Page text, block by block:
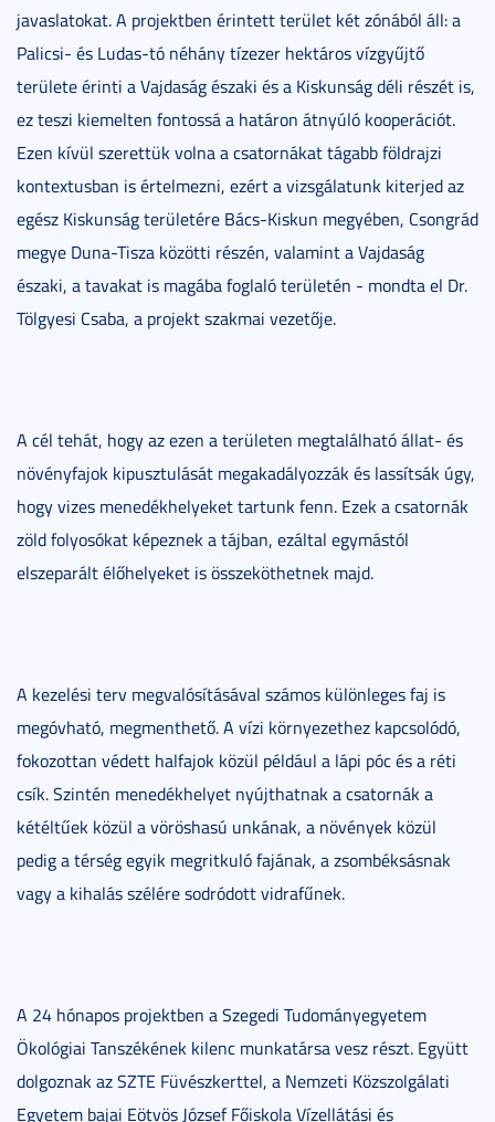
javaslatokat. A projektben érintett terület két zónából áll: a
Palicsi- és Ludas-tó néhány tízezer hektáros vízgyűjtő
területe érinti a Vajdaság északi és a Kiskunság déli részét is,
ez teszi kiemelten fontossá a határon átnyúló kooperációt.
Ezen kívül szerettük volna a csatornákat tágabb földrajzi
kontextusban is értelmezni, ezért a vizsgálatunk kiterjed az
egész Kiskunság területére Bács-Kiskun megyében, Csongrád
megye Duna-Tisza közötti részén, valamint a Vajdaság
északi, a tavakat is magába foglaló területén - mondta el Dr.
Tölgyesi Csaba, a projekt szakmai vezetője.
A cél tehát, hogy az ezen a területen megtalálható állat- és
növényfajok kipusztulását megakadályozzák és lassítsák úgy,
hogy vizes menedékhelyeket tartunk fenn. Ezek a csatornák
zöld folyosókat képeznek a tájban, ezáltal egymástól
elszeparált élőhelyeket is összeköthetnek majd.
A kezelési terv megvalósításával számos különleges faj is
megóvható, megmenthető. A vízi környezethez kapcsolódó,
fokozottan védett halfajok közül például a lápi póc és a réti
csík. Szintén menedékhelyet nyújthatnak a csatornák a
kétéltűek közül a vöröshasú unkának, a növények közül
pedig a térség egyik megritkuló fajának, a zsombéksásnak
vagy a kihalás szélére sodródott vidrafűnek.
A 24 hónapos projektben a Szegedi Tudományegyetem
Ökológiai Tanszékének kilenc munkatársa vesz részt. Együtt
dolgoznak az SZTE Füvészkerttel, a Nemzeti Közszolgálati
Egyetem bajai Eötvös József Főiskola Vízellátási és